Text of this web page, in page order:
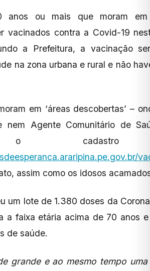
anos ou mais que moram em
vacinados contra a Covid-19
a Prefeitura, a vacinação
na zona urbana e rural e não
em ‘áreas descobertas’ –
nem Agente Comunitário de
o
assim como os idosos
um lote de 1.380 doses da
a faixa etária acima de 70 anos
de saúde.
grande e ao mesmo tempo